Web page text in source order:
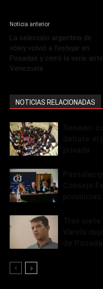
Noticia anterior
La selección argentina de
vóley volvió a festejar en
Posadas y cerró la serie ante
Venezuela
NOTICIAS RELACIONADAS